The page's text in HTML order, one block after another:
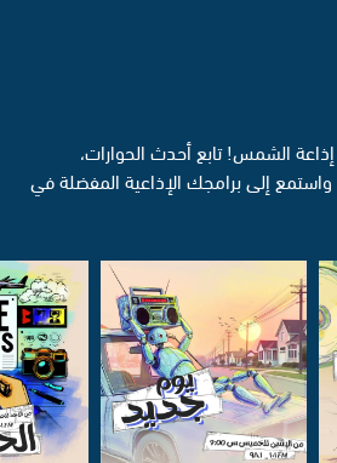
الشمس! تابع أحدث الحوارات،
إلى برامجك الإذاعية المفضلة في